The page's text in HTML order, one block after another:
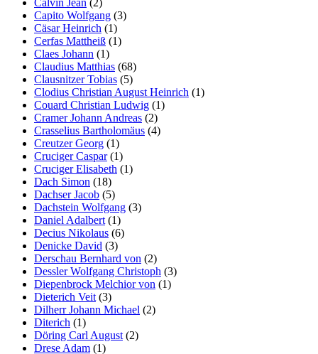
Capito Wolfgang (3)
Cäsar Heinrich (1)
Cerfas Mattheiß (1)
Claes Johann (1)
Claudius Matthias (68)
Clausnitzer Tobias (5)
Clodius Christian August Heinrich (1)
Couard Christian Ludwig (1)
Cramer Johann Andreas (2)
Crasselius Bartholomäus (4)
Creutzer Georg (1)
Cruciger Caspar(1)
Cruciger Elisabeth (1)
Dach Simon (18)
Dachser Jacob (5)
Dachstein Wolfgang (3)
Daniel Adalbert (1)
Decius Nikolaus (6)
Denicke David (3)
Derschau Bernhard von (2)
Dessler Wolfgang Christoph (3)
Diepenbrock Melchior von (1)
Dieterich Veit (3)
Dilherr Johann Michael (2)
Diterich (1)
Döring Carl August (2)
Drese Adam (1)